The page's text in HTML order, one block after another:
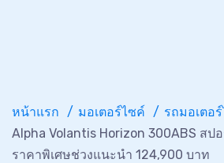
หน้าแรก มอเตอร์ไซค์
รถมอเตอ
Alpha Volantis Horizon 300ABS สป
ราคาพิเศษช่วงแนะนำ 124,900 บาท